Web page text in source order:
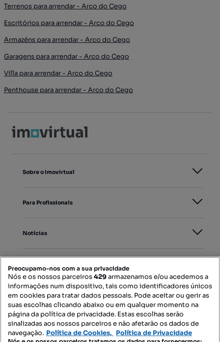
Terrenos para arrendar - Arco do Cego
Escritórios para arrendar - Arco do Cego
Armazéns para arrendar - Arco do Cego
Garagens para arrendar - Arco do Cego
Villa para arrendar - Arco do Cego
Penthouse para arrendar - Arco do Cego
Sobre o Imovirtual
Para Profissionais
Notícias
Mapa do Site
Contacte-nos
Preocupamo-nos com a sua privacidade
Nós e os nossos parceiros429armazenamos e/ou acedemos a
informações num dispositivo, tais como identificadores únicos
em cookies para tratar dados pessoais. Pode aceitar ou gerir as
suas escolhas clicando abaixo ou em qualquer momento na
página da política de privacidade. Estas escolhas serão
sinalizadas aos nossos parceiros e não afetarão os dados de
navegação. Política de Cookies, Política de Privacidade